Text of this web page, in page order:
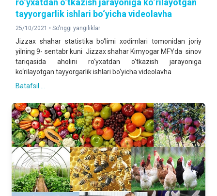
ro‘yxatdan o‘tkazish jarayoniga ko‘rilayotgan
tayyorgarlik ishlari bo‘yicha videolavha
25/10/2021 • So'nggi yangiliklar
Jizzax shahar statistika bo‘limi xodimlari tomonidan joriy
yilning 9- sentabr kuni Jizzax shahar Kimyogar MFYda sinov
tariqasida aholini ro‘yxatdan o‘tkazish jarayoniga
ko‘rilayotgan tayyorgarlik ishlari bo‘yicha videolavha
Batafsil ...